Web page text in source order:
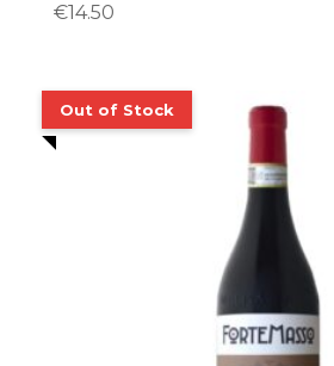
€14.50